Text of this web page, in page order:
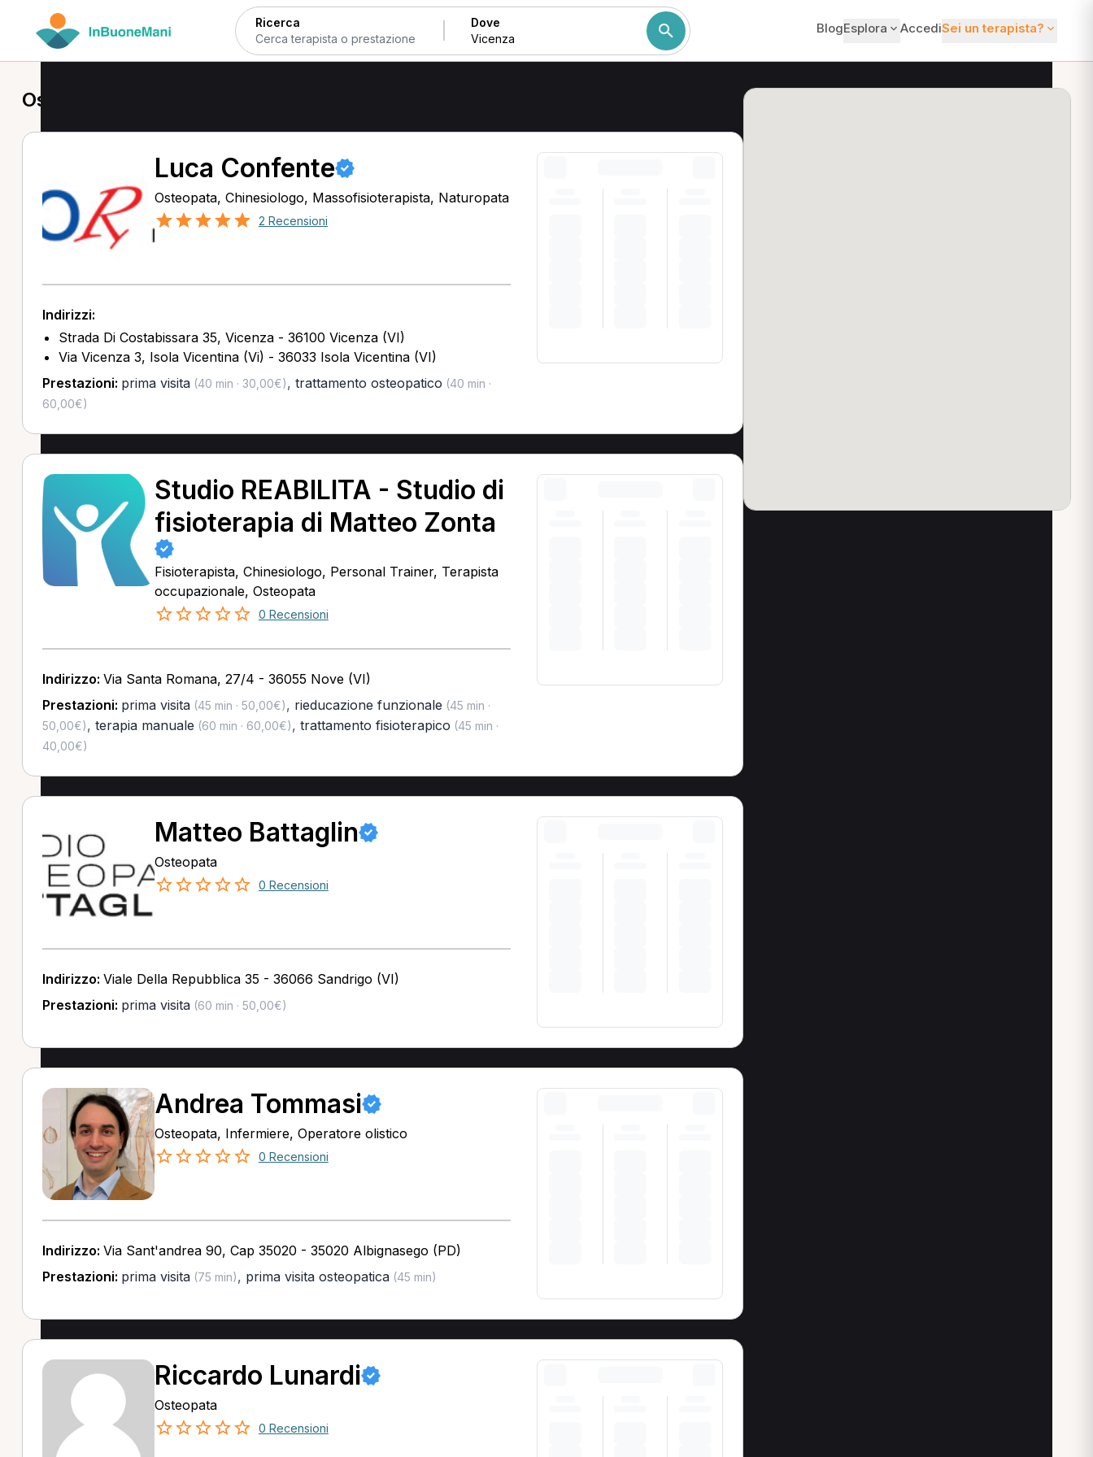
Ricerca Dove BlogEsplora AccediSei un terapista?
Osteopata a Vicenza
Luca Confente
Osteopata, Chinesiologo, Massofisioterapista, Naturopata
2 Recensioni
Indirizzi:
Strada Di Costabissara 35, Vicenza - 36100 Vicenza (VI)
Via Vicenza 3, Isola Vicentina (Vi) - 36033 Isola Vicentina (VI)
Prestazioni: prima visita(40 min · 30,00€), trattamento osteopatico (40 min ·
60,00€)
Studio REABILITA - Studio di
fisioterapia di Matteo Zonta
Fisioterapista, Chinesiologo, Personal Trainer, Terapista
occupazionale, Osteopata
0 Recensioni
Indirizzo: Via Santa Romana, 27/4 - 36055 Nove (VI)
Prestazioni: prima visita(45 min · 50,00€), rieducazione funzionale (45 min ·
50,00€), terapia manuale (60 min · 60,00€), trattamento fisioterapico (45 min ·
40,00€)
Matteo Battaglin
Osteopata
0 Recensioni
Indirizzo: Viale Della Repubblica 35 - 36066 Sandrigo (VI)
Prestazioni: prima visita(60 min · 50,00€)
Andrea Tommasi
Osteopata, Infermiere, Operatore olistico
0 Recensioni
Indirizzo: Via Sant'andrea 90, Cap 35020 - 35020 Albignasego (PD)
Prestazioni: prima visita(75 min), prima visita osteopatica(45 min)
Riccardo Lunardi
Osteopata
0 Recensioni